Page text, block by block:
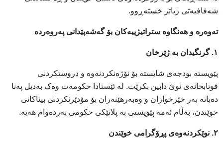
شەفافیەتی زیاتر خستەڕوو.
تەوەرە و هەنگاوە ستراتیژییەکان بۆ گەشەپێدانی پەروەردە
١. گرنگیدان بە ژێرخان
پێویستە بودجەی شایستە بۆ نۆژەنکردنەوە و دروستکردنی
قوتابخانەی نوێ دابین بکرێت. لە ئێستادا حکومەت وەک بەدیل پەنا
دەباتە بەر خێرخوازان و وەبەرهێنەران بۆ مۆدێرنکردنی بیناکانی
خوێندن، بەڵام ئەمە پێویستی بە پلانێکی حکومی بەردەوام هەیە.
٢. نوێکردنەوەی پڕۆگرامی خوێندن